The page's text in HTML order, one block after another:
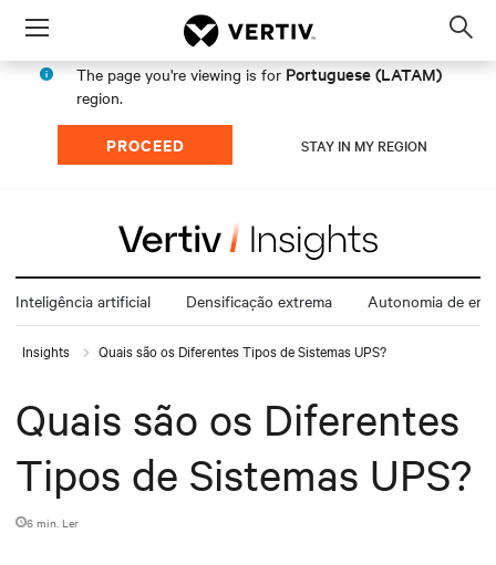
Menu
The page you're viewing is for Portuguese (LATAM)
region.
PROCEED STAY IN MY REGION
Inteligência artificial Densificação extrema Autonomia de
Insights Quais são os Diferentes Tipos de Sistemas UPS?
Quais são os Diferentes
Tipos de Sistemas UPS?
6 min. Ler